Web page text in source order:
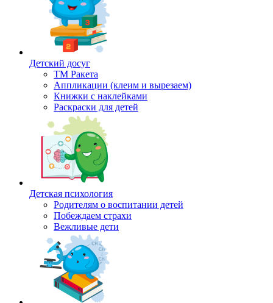
Детский досуг
ТМ Ракета
Аппликации (клеим и вырезаем)
Книжки с наклейками
Раскраски для детей
Детская психология
Родителям о воспитании детей
Побеждаем страхи
Вежливые дети